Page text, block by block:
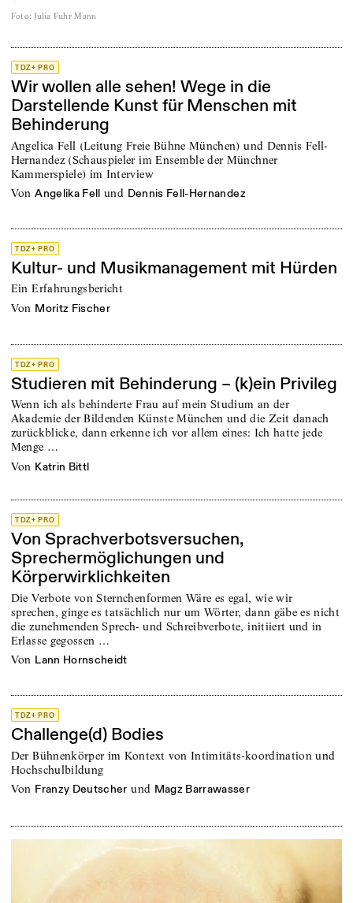
Foto: Julia Fuhr Mann
TDZ+ PRO
Wir wollen alle sehen! Wege in die
Darstellende Kunst für Menschen mit
Behinderung
Angelica Fell (Leitung Freie Bühne München) und Dennis Fell-
Hernandez (Schauspieler im Ensemble der Münchner
Kammerspiele) im Interview
von Angelika Fell und Dennis Fell-Hernandez
TDZ+ PRO
Kultur- und Musikmanagement mit Hürden
Ein Erfahrungsbericht
von Moritz Fischer
TDZ+ PRO
Studieren mit Behinderung – (k)ein Privileg
Wenn ich als behinderte Frau auf mein Studium an der
Akademie der Bildenden Künste München und die Zeit danach
zurückblicke, dann erkenne ich vor allem eines: Ich hatte jede
Menge …
von Katrin Bittl
TDZ+ PRO
Von Sprachverbotsversuchen,
Sprechermöglichungen und
Körperwirklichkeiten
Die Verbote von Sternchenformen Wäre es egal, wie wir
sprechen, ginge es tatsächlich nur um Wörter, dann gäbe es nicht
die zunehmenden Sprech- und Schreibverbote, initiiert und in
Erlasse gegossen …
von Lann Hornscheidt
TDZ+ PRO
Challenge(d) Bodies
Der Bühnenkörper im Kontext von Intimitäts-koordination und
Hochschulbildung
von Franzy Deutscher und Magz Barrawasser